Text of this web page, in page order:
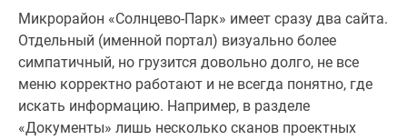
бизнес-
класса
Рассрочка
Дома
Микрорайон «Солнцево-Парк» имеет сразу два сайта.
Отдельный (именной портал) визуально более
симпатичный, но грузится довольно долго, не все
меню корректно работают и не всегда понятно, где
искать информацию. Например, в разделе
«Документы» лишь несколько сканов проектных